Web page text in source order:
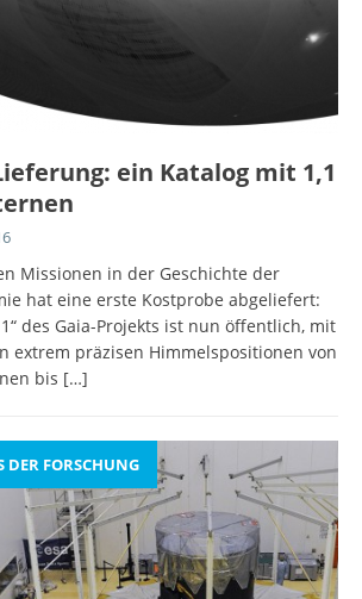
ein Katalog mit 1,1
Missionen in der Geschichte der
hat eine erste Kostprobe abgeliefert:
1“ des Gaia-Projekts ist nun öffentlich, mit
extrem präzisen Himmelspositionen von
bis […]
DER FORSCHUNG